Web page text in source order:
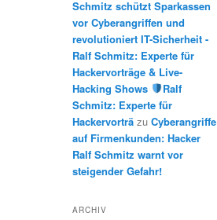
Schmitz schützt Sparkassen
vor Cyberangriffen und
revolutioniert IT-Sicherheit -
Ralf Schmitz: Experte für
Hackervorträge & Live-
Hacking Shows
Ralf
Schmitz: Experte für
Hackervorträ zu Cyberangriffe
auf Firmenkunden: Hacker
Ralf Schmitz warnt vor
steigender Gefahr!
ARCHIV